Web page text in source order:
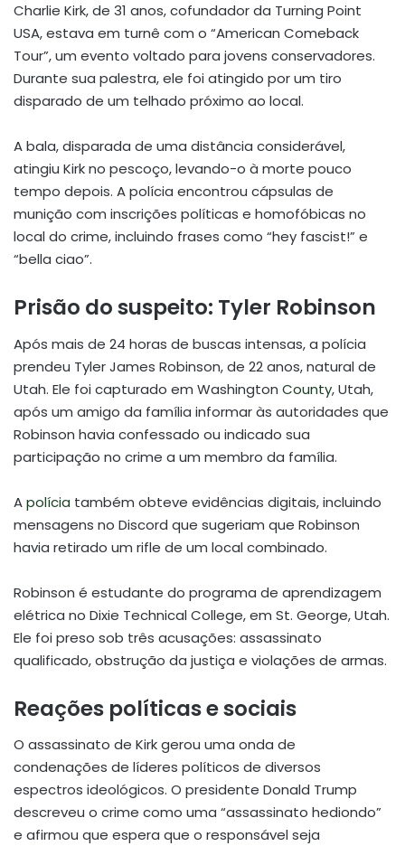
Charlie Kirk, de 31 anos, cofundador da Turning Point
USA, estava em turnê com o “American Comeback
Tour”, um evento voltado para jovens conservadores.
Durante sua palestra, ele foi atingido por um tiro
disparado de um telhado próximo ao local.
A bala, disparada de uma distância considerável,
atingiu Kirk no pescoço, levando-o à morte pouco
tempo depois. A polícia encontrou cápsulas de
munição com inscrições políticas e homofóbicas no
local do crime, incluindo frases como “hey fascist!” e
“bella ciao”.
Prisão do suspeito: Tyler Robinson
Após mais de 24 horas de buscas intensas, a polícia
prendeu Tyler James Robinson, de 22 anos, natural de
Utah. Ele foi capturado em Washington County, Utah,
após um amigo da família informar às autoridades que
Robinson havia confessado ou indicado sua
participação no crime a um membro da família.
Apolícia também obteve evidências digitais, incluindo
mensagens no Discord que sugeriam que Robinson
havia retirado um rifle de um local combinado.
Robinson é estudante do programa de aprendizagem
elétrica no Dixie Technical College, em St. George, Utah.
Ele foi preso sob três acusações: assassinato
qualificado, obstrução da justiça e violações de armas.
Reações políticas e sociais
O assassinato de Kirk gerou uma onda de
condenações de líderes políticos de diversos
espectros ideológicos. O presidente Donald Trump
descreveu o crime como uma “assassinato hediondo”
e afirmou que espera que o responsável seja